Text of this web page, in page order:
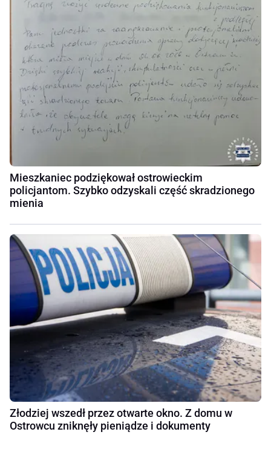
Mieszkaniec podziękował ostrowieckim
policjantom. Szybko odzyskali część skradzionego
mienia
Złodziej wszedł przez otwarte okno. Z domu w
Ostrowcu zniknęły pieniądze i dokumenty